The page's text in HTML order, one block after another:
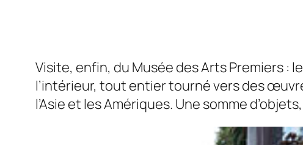
Visite, enfin, du Musée des Arts Premiers :
l’intérieur, tout entier tourné vers des
l’Asie et les Amériques. Une somme